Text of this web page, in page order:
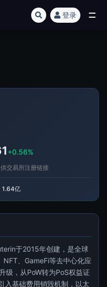
登录
+0.56%
交易所注册链接
1.64亿
于2015年创建，是全球
、GameFi等去中心化应
级，从PoW转为PoS权益证
入基础费用销毁机制，以太